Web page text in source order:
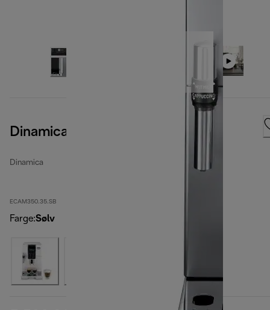
Dinamica, Silver Black
Dinamica
ECAM350.35.SB
Farge:Sølv